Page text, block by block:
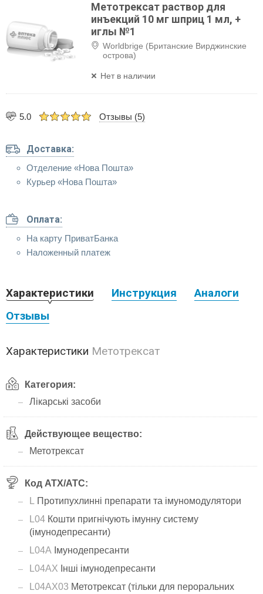
Метотрексат раствор для
инъекций 10 мг шприц 1 мл, +
иглы №1
Worldbrige (Британские Вирджинские
острова)
Нет в наличии
5.0 Отзывы (5)
Доставка:
Отделение «Нова Пошта»
Курьер «Нова Пошта»
Оплата:
На карту ПриватБанка
Наложенный платеж
Характеристики Инструкция
Аналоги
Отзывы
Характеристики Метотрексат
Категория:
Лікарські засоби
Действующее вещество:
Метотрексат
Код АТХ/ATC:
Протипухлинні препарати та імуномодулятори
L04 Кошти пригнічують імунну систему
(імунодепресанти)
L04A Імунодепресанти
L04AX Інші імунодепресанти
L04AX03 Метотрексат (тільки для пероральних